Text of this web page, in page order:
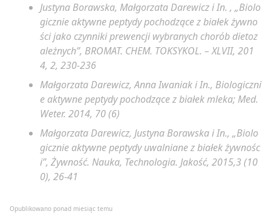
Justyna Borawska, Małgorzata Darewicz i In. , „Biolo
gicznie aktywne peptydy pochodzące z białek żywno
ści jako czynniki prewencji wybranych chorób dietoz
ależnych”, BROMAT. CHEM. TOKSYKOL. – XLVII, 201
4, 2, 230-236
Małgorzata Darewicz, Anna Iwaniak i In., Biologiczni
e aktywne peptydy pochodzące z białek mleka; Med.
Weter. 2014, 70 (6)
Małgorzata Darewicz, Justyna Borawska i In., „Biolo
gicznie aktywne peptydy uwalniane z białek żywnośc
i”, Żywność. Nauka, Technologia. Jakość, 2015,3 (10
0), 26-41
Opublikowano ponad miesiąc temu